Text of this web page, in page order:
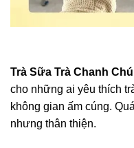
Trà Sữa Trà Chanh
cho những ai yêu thích
không gian ấm cúng.
nhưng thân thiện.